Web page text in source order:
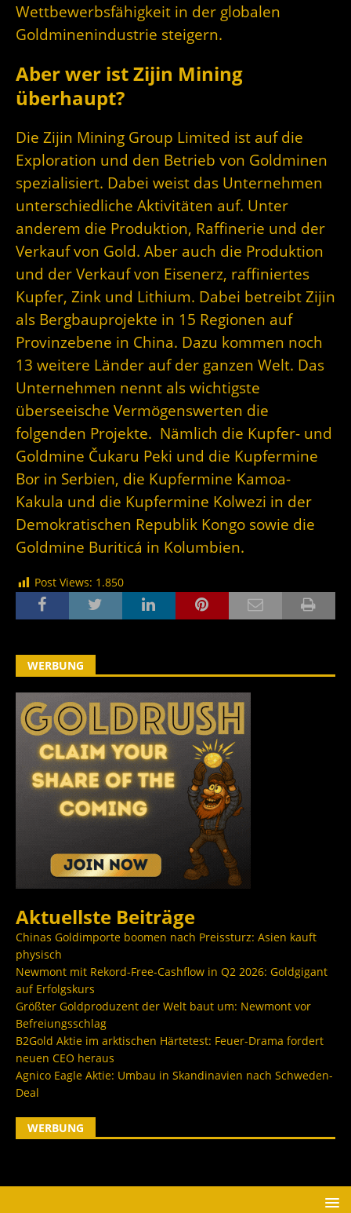
Wettbewerbsfähigkeit in der globalen
Goldminenindustrie steigern.
Aber wer ist Zijin Mining
überhaupt?
Die Zijin Mining Group Limited ist auf die
Exploration und den Betrieb von Goldminen
spezialisiert. Dabei weist das Unternehmen
unterschiedliche Aktivitäten auf. Unter
anderem die Produktion, Raffinerie und der
Verkauf von Gold. Aber auch die Produktion
und der Verkauf von Eisenerz, raffiniertes
Kupfer, Zink und Lithium. Dabei betreibt Zijin
als Bergbauprojekte in 15 Regionen auf
Provinzebene in China. Dazu kommen noch
13 weitere Länder auf der ganzen Welt. Das
Unternehmen nennt als wichtigste
überseeische Vermögenswerten die
folgenden Projekte. Nämlich die Kupfer- und
Goldmine Čukaru Peki und die Kupfermine
Bor in Serbien, die Kupfermine Kamoa-
Kakula und die Kupfermine Kolwezi in der
Demokratischen Republik Kongo sowie die
Goldmine Buriticá in Kolumbien.
Post Views: 1.850
WERBUNG
Aktuellste Beiträge
Chinas Goldimporte boomen nach Preissturz: Asien kauft
physisch
Newmont mit Rekord-Free-Cashflow in Q2 2026: Goldgigant
auf Erfolgskurs
Größter Goldproduzent der Welt baut um: Newmont vor
Befreiungsschlag
B2Gold Aktie im arktischen Härtetest: Feuer-Drama fordert
neuen CEO heraus
Agnico Eagle Aktie: Umbau in Skandinavien nach Schweden-
Deal
WERBUNG